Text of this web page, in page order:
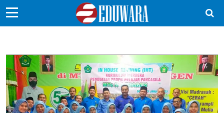
Sekolah Kita
Vokasi
Kampus